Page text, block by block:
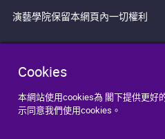
Cookies
本網站使用cookies為 閣下提供更好
示同意我們使用cookies。
演藝學院保留本網頁內一切權利